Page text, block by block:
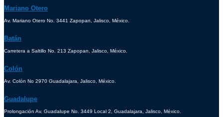
Mariano Otero
Av. Mariano Otero No. 3441 Zapopan, Jalisco, México.
Batán
Carretera a Saltillo No. 213 Zapopan, Jalisco, México.
Colón
Av. Colón No 2970 Guadalajara, Jalisco, México.
Guadalupe
Prolongación Av. Guadalupe No. 3449 Local 2, Guadalajara, Jalisco, México.